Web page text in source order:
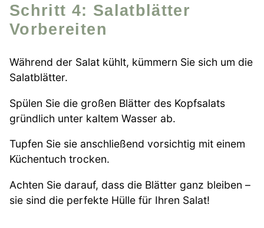
Schritt 4: Salatblätter
Vorbereiten
Während der Salat kühlt, kümmern Sie sich um die
Salatblätter.
Spülen Sie die großen Blätter des Kopfsalats
gründlich unter kaltem Wasser ab.
Tupfen Sie sie anschließend vorsichtig mit einem
Küchentuch trocken.
Achten Sie darauf, dass die Blätter ganz bleiben –
sie sind die perfekte Hülle für Ihren Salat!